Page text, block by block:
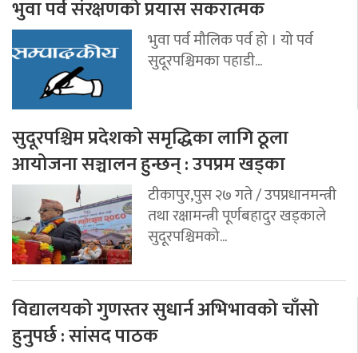
भुवा पर्व संरक्षणको प्रयास सकरात्मक
भुवा पर्व मौलिक पर्व हो । यो पर्व
सुदूरपश्चिमका पहाडी...
सुदूरपश्चिम प्रदेशको समृद्धिका लागि ठूला
आयोजना सञ्चालन हुन्छन् : उपप्रम खड्का
टीकापुर,पुस २७ गते / उपप्रधानमन्त्री
तथा रक्षामन्त्री पूर्णबहादुर खड्काले
सुदूरपश्चिमको...
विद्यालयको गुणस्तर सुधार्न अभिभावको चाँसो
हुनुपर्छ : सांसद पाठक